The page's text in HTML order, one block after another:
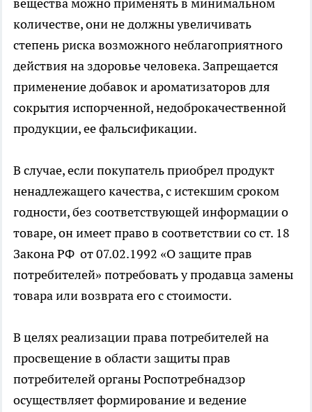
количестве, они не должны увеличивать
степень риска возможного неблагоприятного
действия на здоровье человека. Запрещается
применение добавок и ароматизаторов для
сокрытия испорченной, недоброкачественной
продукции, ее фальсификации.
В случае, если покупатель приобрел продукт
ненадлежащего качества, с истекшим сроком
годности, без соответствующей информации о
товаре, он имеет право в соответствии со ст. 18
Закона РФ от 07.02.1992 «О защите прав
потребителей» потребовать у продавца замены
товара или возврата его с стоимости.
В целях реализации права потребителей на
просвещение в области защиты прав
потребителей органы Роспотребнадзор
осуществляет формирование и ведение